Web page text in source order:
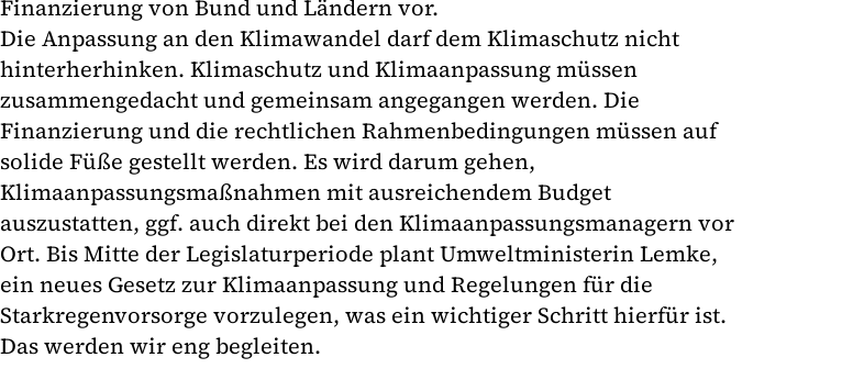
Finanzierung von Bund und Ländern vor.
Die Anpassung an den Klimawandel darf dem Klimaschutz nicht
hinterherhinken. Klimaschutz und Klimaanpassung müssen
zusammengedacht und gemeinsam angegangen werden. Die
Finanzierung und die rechtlichen Rahmenbedingungen müssen auf
solide Füße gestellt werden. Es wird darum gehen,
Klimaanpassungsmaßnahmen mit ausreichendem Budget
auszustatten, ggf. auch direkt bei den Klimaanpassungsmanagern vor
Ort. Bis Mitte der Legislaturperiode plant Umweltministerin Lemke,
ein neues Gesetz zur Klimaanpassung und Regelungen für die
Starkregenvorsorge vorzulegen, was ein wichtiger Schritt hierfür ist.
Das werden wir eng begleiten.